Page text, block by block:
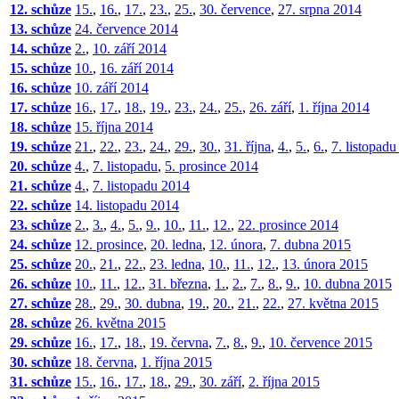
12. schůze 15., 16., 17., 23., 25., 30. července, 27. srpna 2014
13. schůze 24. července 2014
14. schůze 2., 10. září 2014
15. schůze 10., 16. září 2014
16. schůze 10. září 2014
17. schůze 16., 17., 18., 19., 23., 24., 25., 26. září, 1. října 2014
18. schůze 15. října 2014
19. schůze 21., 22., 23., 24., 29., 30., 31. října, 4., 5., 6., 7.
20. schůze 4., 7. listopadu, 5. prosince 2014
21. schůze 4., 7. listopadu 2014
22. schůze 14. listopadu 2014
23. schůze 2., 3., 4., 5., 9., 10., 11., 12., 22. prosince 2014
24. schůze 12. prosince, 20. ledna, 12. února, 7. dubna 2015
25. schůze 20., 21., 22., 23. ledna, 10., 11., 12., 13. února 2015
26. schůze 10., 11., 12., 31. března, 1., 2., 7., 8., 9., 10. dubna 2015
27. schůze 28., 29., 30. dubna, 19., 20., 21., 22., 27. května 2015
28. schůze 26. května 2015
29. schůze 16., 17., 18., 19. června, 7., 8., 9., 10. července 2015
30. schůze 18. června, 1. října 2015
31. schůze 15., 16., 17., 18., 29., 30. září, 2. října 2015